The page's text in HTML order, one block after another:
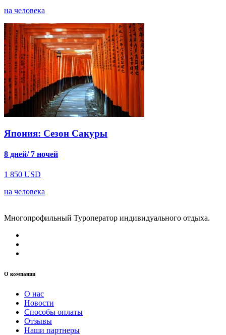
на человека
Япония: Сезон Сакуры
8 дней/ 7 ночей
1 850 USD
на человека
Многопрофильный Туроператор индивидуального отдыха.
О компании
О нас
Новости
Способы оплаты
Отзывы
Наши партнеры